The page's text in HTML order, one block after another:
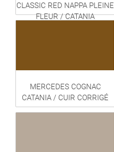
CLASSIC RED NAPPA PLEINE
FLEUR / CATANIA
MERCEDES COGNAC
CATANIA / CUIR CORRIGÉ